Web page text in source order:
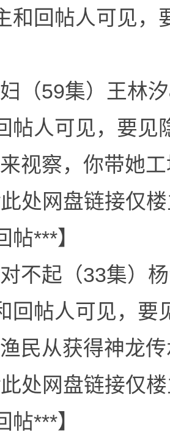
和回帖人可见，
（59集）王林
帖人可见，要见
视察，你带她
处网盘链接仅
帖***】
不起（33集）
回帖人可见，要
民从获得神龙
处网盘链接仅
帖***】